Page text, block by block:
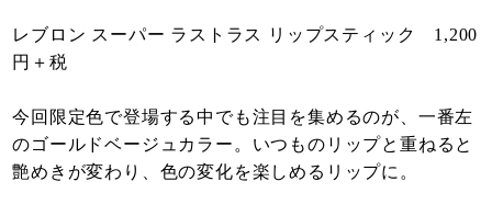
レブロン スーパー ラストラス リップスティック 1,200
円＋税
今回限定色で登場する中でも注目を集めるのが、一番左
のゴールドベージュカラー。いつものリップと重ねると
艶めきが変わり、色の変化を楽しめるリップに。